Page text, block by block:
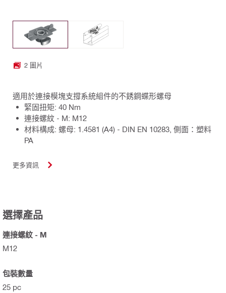
2 圖片
適用於連接模塊支撐系統組件的不銹鋼蝶形螺母
緊固扭矩: 40 Nm
連接螺紋 - M: M12
材料構成: 螺母: 1.4581 (A4) - DIN EN 10283, 側面：塑料
PA
更多資訊
選擇產品
連接螺紋 - M
M12
包裝數量
25 pc